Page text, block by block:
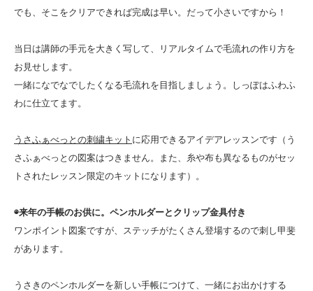
でも、そこをクリアできれば完成は早い。だって小さいですから！
当日は講師の手元を大きく写して、リアルタイムで毛流れの作り方を
お見せします。
一緒になでなでしたくなる毛流れを目指しましょう。しっぽはふわふ
わに仕立てます。
うさふぁべっとの刺繍キット に応用できるアイデアレッスンです（う
さふぁべっとの図案はつきません。また、糸や布も異なるものがセッ
トされたレッスン限定のキットになります）。
◉来年の手帳のお供に。ペンホルダーとクリップ金具付き
ワンポイント図案ですが、ステッチがたくさん登場するので刺し甲斐
があります。
うさきのペンホルダーを新しい手帳につけて、一緒にお出かけする